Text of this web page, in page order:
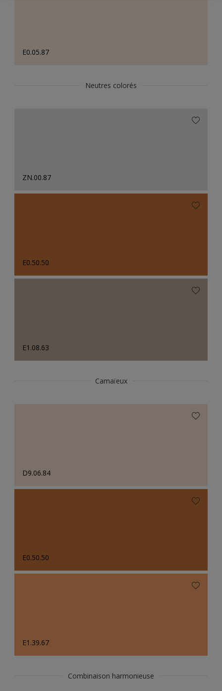
E0.05.87
Neutres colorés
ZN.00.87
E0.50.50
E1.08.63
Camaïeux
D9.06.84
E0.50.50
E1.39.67
Combinaison harmonieuse